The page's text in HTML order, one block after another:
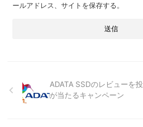
ールアドレス、サイトを保存する。
ADATA SSDのレビューを
が当たるキャンペーン